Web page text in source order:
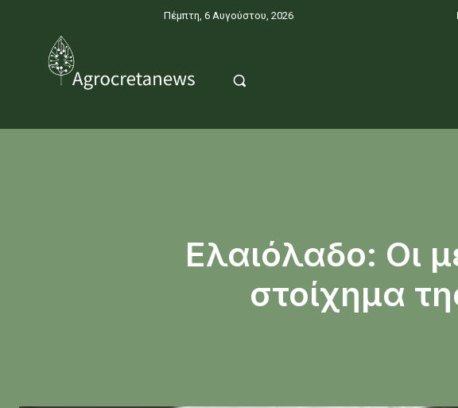
Πέμπτη, 6 Αυγούστου, 2026
Ελαιόλαδο: Οι
στοίχημα